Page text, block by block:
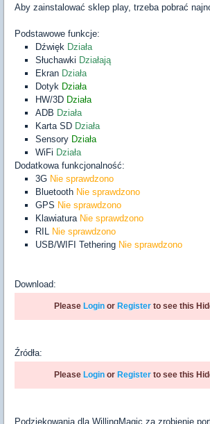
Aby zainstalować sklep play, trzeba pobrać
Podstawowe funkcje:
Dźwięk Działa
Słuchawki Działają
Ekran Działa
Dotyk Działa
HW/3D Działa
ADB Działa
Karta SD Działa
Sensory Działa
WiFi Działa
Dodatkowa funkcjonalność:
3G Nie sprawdzono
Bluetooth Nie sprawdzono
GPS Nie sprawdzono
Klawiatura Nie sprawdzono
RIL Nie sprawdzono
USB/WIFI Tethering Nie sprawdzono
Download:
Please Loginor Registerto see this
Źródła:
Please Loginor Registerto see this
Podziękowania dla WillingMagic za zrobienie